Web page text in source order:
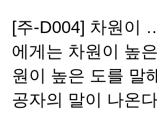
[주-D004] 차원이
에게는 차원이 높
원이 높은 도를 말
공자의 말이 나온